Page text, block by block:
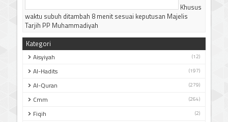
Khusus
waktu subuh ditambah 8 menit sesuai keputusan Majelis
Tarjih PP Muhammadiyah
Kategori
Aisyiyah (12)
Al-Hadits (197)
Al-Quran (279)
Cmm (264)
Fiqih (2)